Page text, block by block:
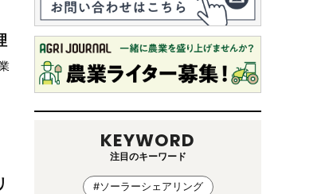
KEYWORD
注目のキーワード
#ソーラーシェアリング